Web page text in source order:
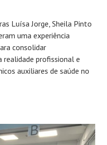
Luísa Jorge, Sheila Pinto
uma experiência
consolidar
realidade profissional e
auxiliares de saúde no